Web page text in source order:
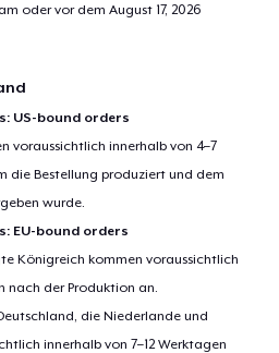
oder vor demAugust 17, 2026
US-bound orders
voraussichtlich innerhalb von 4–7
die Bestellung produziert und dem
wurde.
EU-bound orders
Königreich kommen voraussichtlich
nach der Produktion an.
die Niederlande und
innerhalb von 7–12 Werktagen